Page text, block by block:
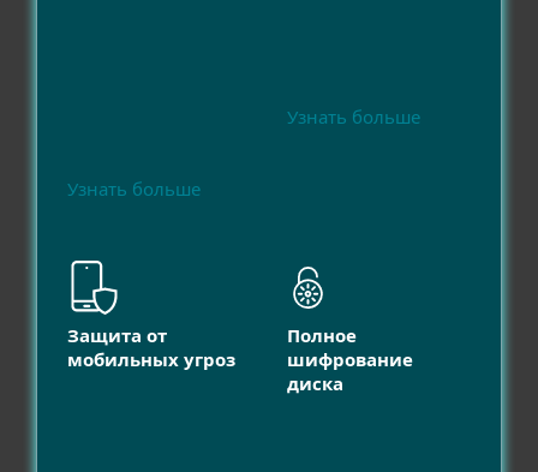
Узнать больше
Узнать больше
Защита от
мобильных угроз
Полное
шифрование
диска